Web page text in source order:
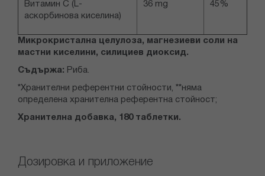
Витамин С (L-
аскорбинова киселина)
36 mg 45%
Микрокристална целулоза, магнезиеви соли на
мастни киселини, силициев диоксид.
Съдържа: Риба.
*Хранителни референтни стойности, **няма
определена хранителна референтна стойност;
Хранителна добавка, 180 таблетки.
Дозировка и приложение